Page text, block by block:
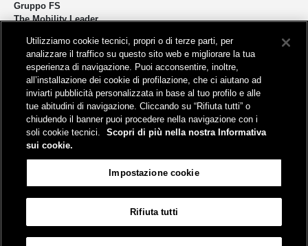
Gruppo FS
The Mobility Leader
Progettiamo e realizziamo infrastrutture per una mobilità sostenibile di
persone e merci. Accorciamo le distanze per lo sviluppo e la crescita
del nostro Paese.
Piazza della Croce Rossa, 1 - 00161 Roma
Utilizziamo cookie tecnici, propri o di terze parti, per
analizzare il traffico su questo sito web e migliorare la tua
esperienza di navigazione. Puoi acconsentire, inoltre,
all’installazione dei cookie di profilazione, che ci aiutano ad
inviarti pubblicità personalizzata in base al tuo profilo e alle
tue abitudini di navigazione. Cliccando su “Rifiuta tutti” o
chiudendo il banner puoi procedere nella navigazione con i
soli cookie tecnici.
Scopri di più nella nostra Informativa
sui cookie.
Impostazione cookie
Rifiuta tutti